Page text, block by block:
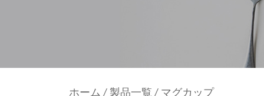
ホーム / 製品一覧 / マグカップ